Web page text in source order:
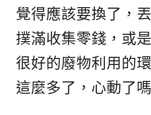
覺得應該要換了，
撲滿收集零錢，或
很好的廢物利用的
這麼多了，心動了